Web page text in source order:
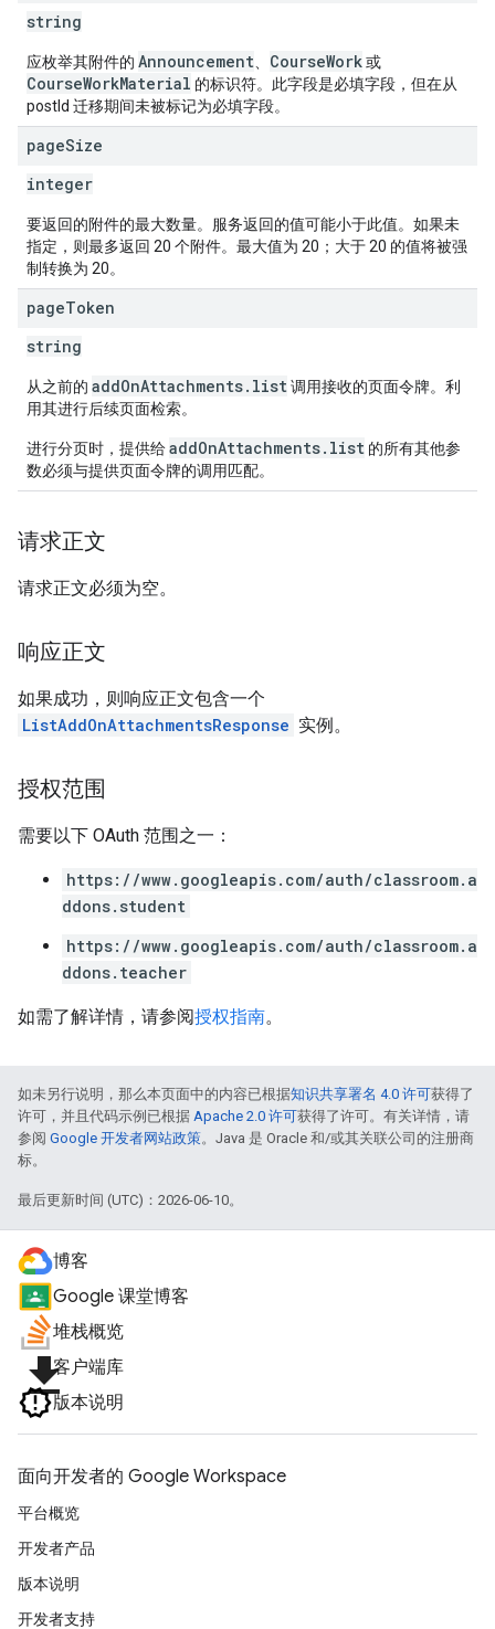
string
应枚举其附件的 Announcement CourseWork或
CourseWorkMaterial 的标识符。此字段是必填字段，但在从
postId 迁移期间未被标记为必填字段。
pageSize
integer
要返回的附件的最大数量。服务返回的值可能小于此值。如果未
指定，则最多返回 20 个附件。最大值为 20；大于 20 的值将被强
制转换为 20。
pageToken
string
从之前的 addOnAttachments.list调用接收的页面令牌。利
用其进行后续页面检索。
进行分页时，提供给addOnAttachments.list 的所有其他参
数必须与提供页面令牌的调用匹配。
请求正文
请求正文必须为空。
响应正文
如果成功，则响应正文包含一个
ListAddOnAttachmentsResponse 实例。
授权范围
需要以下 OAuth 范围之一：
https://www.googleapis.com/auth/classroom.a
ddons.student
https://www.googleapis.com/auth/classroom.a
ddons.teacher
如需了解详情，请参阅授权指南。
如未另行说明，那么本页面中的内容已根据知识共享署名 4.0 许可获得了
许可，并且代码示例已根据 Apache 2.0 许可获得了许可。有关详情，请
参阅 Google 开发者网站政策。Java 是 Oracle 和/或其关联公司的注册商
标。
最后更新时间 (UTC)：2026-06-10。
博客
Google 课堂博客
堆栈概览
file_download客户端库
版本说明
面向开发者的 Google Workspace
平台概览
开发者产品
版本说明
开发者支持